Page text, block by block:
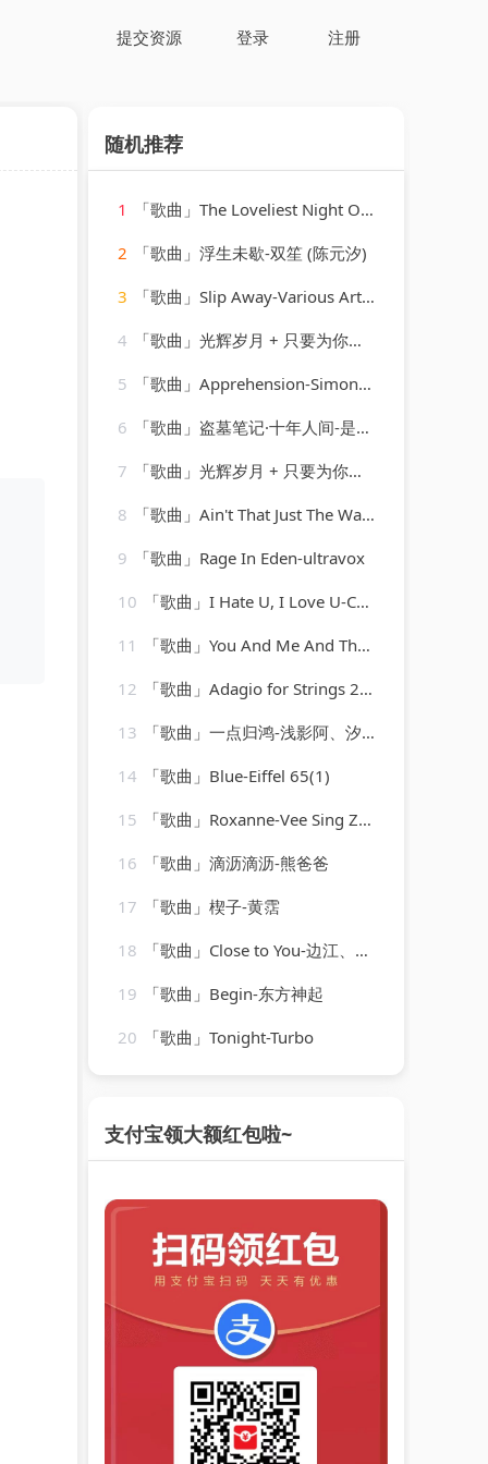
提交资源 登录 注册
随机推荐
1
「歌曲」The Loveliest Night Of The Year-Linda Scott
2
「歌曲」浮生未歇-双笙 (陈元汐)
3
「歌曲」Slip Away-Various Artists
4
「歌曲」光辉岁月 + 只要为你活一天 + 保重-谢霆锋、朱一龙
5
「歌曲」Apprehension-Simon O'Shine、Sergey Nevone
6
「歌曲」盗墓笔记·十年人间-是可乐鸭
7
「歌曲」光辉岁月 + 只要为你活一天 + 保重-谢霆锋、朱一龙
8
「歌曲」Ain't That Just The Way-Best Of Hits (最佳点击率)
9
「歌曲」Rage In Eden-ultravox
10
「歌曲」I Hate U, I Love U-CokeCod
11
「歌曲」You And Me And The Bottle Makes 3 Tonight (Baby) [made popular by Big Bad Voodoo Daddy] [vocal version]
12
「歌曲」Adagio for Strings 2009-Laurent Wolf
13
「歌曲」一点归鸿-浅影阿、汐音社
14
「歌曲」Blue-Eiffel 65(1)
15
「歌曲」Roxanne-Vee Sing Zone
16
「歌曲」滴沥滴沥-熊爸爸
17
「歌曲」楔子-黄霑
18
「歌曲」Close to You-边江、弋凡、之之
19
「歌曲」Begin-东方神起
20
「歌曲」Tonight-Turbo
支付宝领大额红包啦~